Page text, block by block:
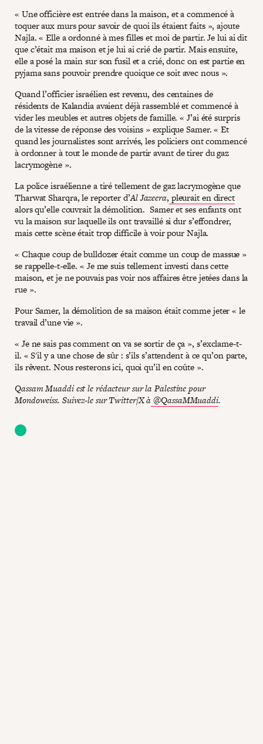
« Une officière est entrée dans la maison, et a commencé à
toquer aux murs pour savoir de quoi ils étaient faits », ajoute
Najla. « Elle a ordonné à mes filles et moi de partir. Je lui ai dit
que c’était ma maison et je lui ai crié de partir. Mais ensuite,
elle a posé la main sur son fusil et a crié, donc on est partie en
pyjama sans pouvoir prendre quoique ce soit avec nous ».
Quand l’officier israélien est revenu, des centaines de
résidents de Kalandia avaient déjà rassemblé et commencé à
vider les meubles et autres objets de famille. « J’ai été surpris
de la vitesse de réponse des voisins » explique Samer. « Et
quand les journalistes sont arrivés, les policiers ont commencé
à ordonner à tout le monde de partir avant de tirer du gaz
lacrymogène ».
La police israélienne a tiré tellement de gaz lacrymogène que
Tharwat Sharqra, le reporter d’Al Jazeera, pleurait en direct
alors qu’elle couvrait la démolition. Samer et ses enfants ont
vu la maison sur laquelle ils ont travaillé si dur s’effondrer,
mais cette scène était trop difficile à voir pour Najla.
« Chaque coup de bulldozer était comme un coup de massue »
se rappelle-t-elle. « Je me suis tellement investi dans cette
maison, et je ne pouvais pas voir nos affaires être jetées dans la
rue ».
Pour Samer, la démolition de sa maison était comme jeter « le
travail d’une vie ».
« Je ne sais pas comment on va se sortir de ça », s’exclame-t-
il. « S'il y a une chose de sûr : s’ils s’attendent à ce qu’on parte,
ils rêvent. Nous resterons ici, quoi qu’il en coûte ».
Qassam Muaddi est le rédacteur sur la Palestine pour
Mondoweiss. Suivez-le sur Twitter/X à @QassaMMuaddi.